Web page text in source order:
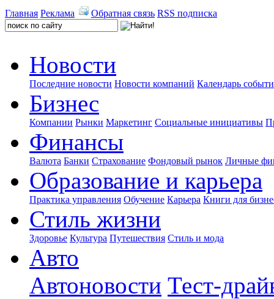
Главная Реклама Обратная связь RSS подписка
Новости
Последние новости Новости компаний Календарь
Бизнес
Компании Рынки Маркетинг Социальные инициативы
Финансы
Валюта Банки Страхование Фондовый рынок Личные
Образование и карьера
Практика управления Обучение Карьера Книги для
Стиль жизни
Здоровье Культура Путешествия Стиль и мода
Авто
Автоновости Тест-